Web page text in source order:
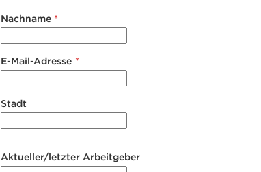
Nachname *
E-Mail-Adresse *
Stadt
Aktueller/letzter Arbeitgeber